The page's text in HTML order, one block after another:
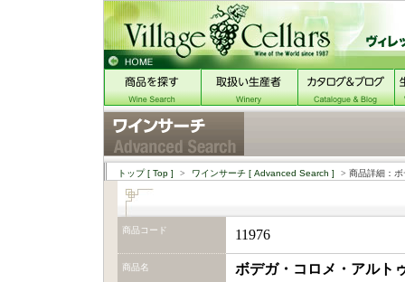
トップ[ Top ] > ワインサーチ [ Advanced Search ] > 商品詳細：
商品コード 11976
商品名 ボデガ・コロメ・アルト